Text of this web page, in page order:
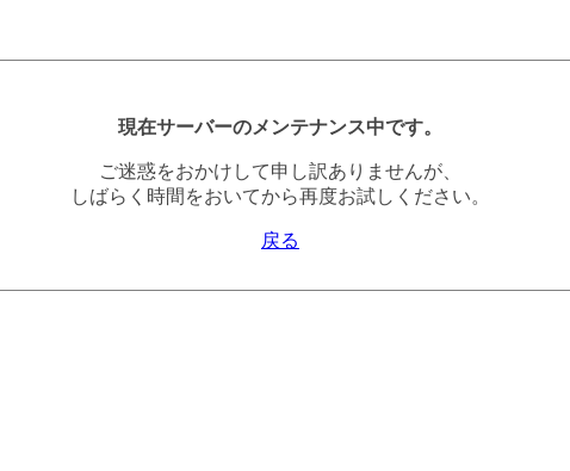
現在サーバーのメンテナンス中です。
ご迷惑をおかけして申し訳ありませんが、
しばらく時間をおいてから再度お試しください。
戻る